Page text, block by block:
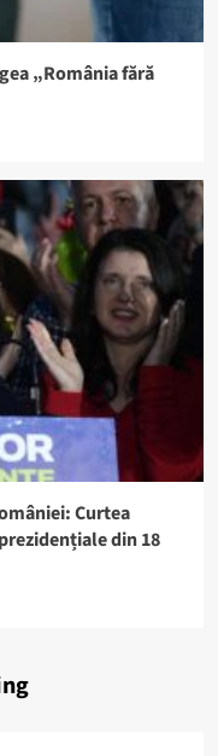
„România fără
Curtea
din 18